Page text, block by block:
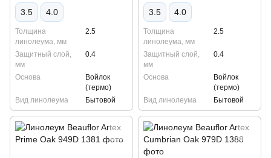
3.5 4.0
Толщина
линолеума, мм
2.5
Защитный слой,
мм
0.4
Основа
Войлок
(термо)
Вид линолеума
Бытовой
3.5 4.0
Толщина
линолеума, мм
2.5
Защитный слой,
мм
0.4
Основа
Войлок
(термо)
Вид линолеума
Бытовой